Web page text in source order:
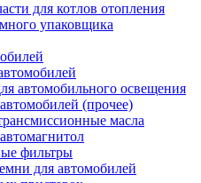
для котлов отопления
упаковщика
автомобильного освещения
(прочее)
масла
фильтры
для автомобилей